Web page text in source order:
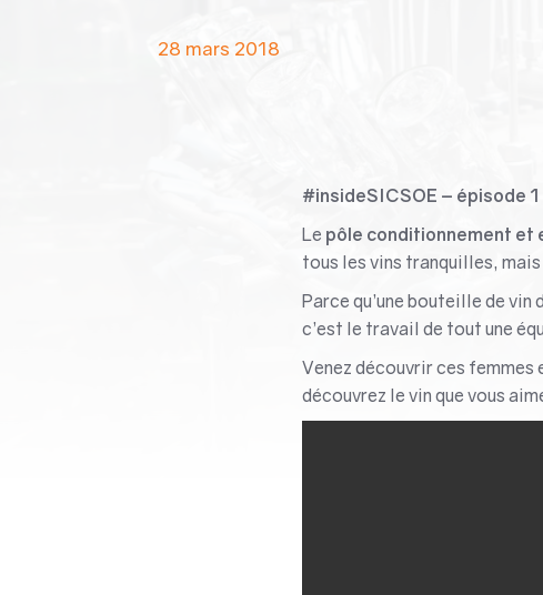
28 mars 2018
#insideSICSOE – épisode
Le pôle conditionnement et
tous les vins tranquilles,
Parce qu’une bouteille de
c’est le travail de tout une
Venez découvrir ces femmes
découvrez le vin que vous